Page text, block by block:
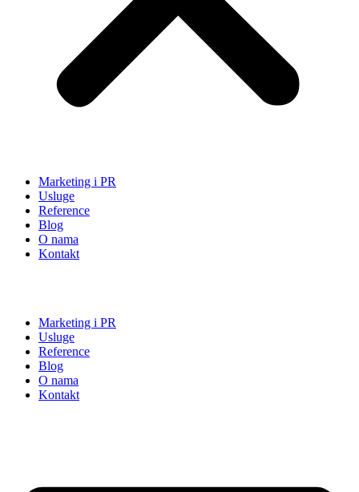
Marketing i PR
Usluge
Reference
Blog
O nama
Kontakt
Marketing i PR
Usluge
Reference
Blog
O nama
Kontakt